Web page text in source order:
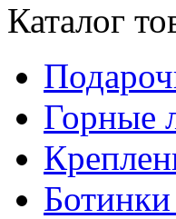
Каталог
Горные